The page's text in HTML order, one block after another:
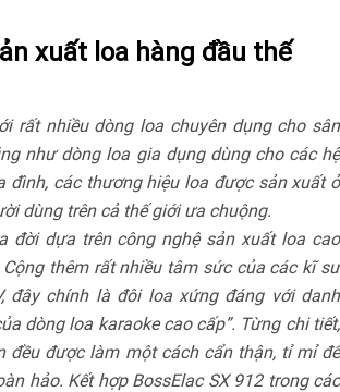
xuất loa hàng đầu thế
rất nhiều dòng loa chuyên dụng cho sân
như dòng loa gia dụng dùng cho các hệ
đình, các thương hiệu loa được sản xuất ở
dùng trên cả thế giới ưa chuộng.
đời dựa trên công nghệ sản xuất loa cao
thêm rất nhiều tâm sức của các kĩ sư
đây chính là đôi loa xứng đáng với danh
dòng loa karaoke cao cấp”. Từng chi tiết,
đều được làm một cách cẩn thận, tỉ mỉ để
hảo. Kết hợp BossElac SX 912 trong các